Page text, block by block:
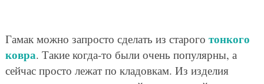
Гамак можно запросто сделать из старого тонкого
ковра. Такие когда-то были очень популярны, а
сейчас просто лежат по кладовкам. Из изделия